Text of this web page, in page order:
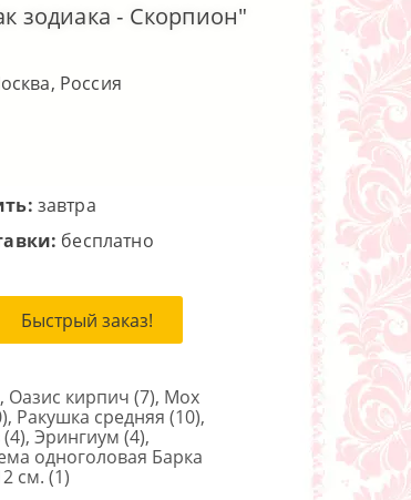
зодиака - Скорпион"
Россия
завтра
бесплатно
Быстрый заказ!
Оазис кирпич (7), Мох
Ракушка средняя (10),
Эрингиум (4),
одноголовая Барка
см. (1)